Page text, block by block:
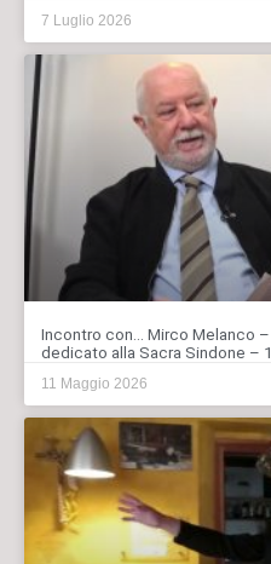
7 Luglio 2026
Incontro con… Mirco Melanco
dedicato alla Sacra Sindone –
11 Maggio 2026